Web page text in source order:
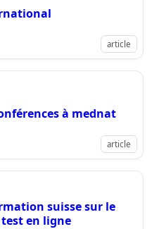
article
à mednat
article
suisse sur le
en ligne